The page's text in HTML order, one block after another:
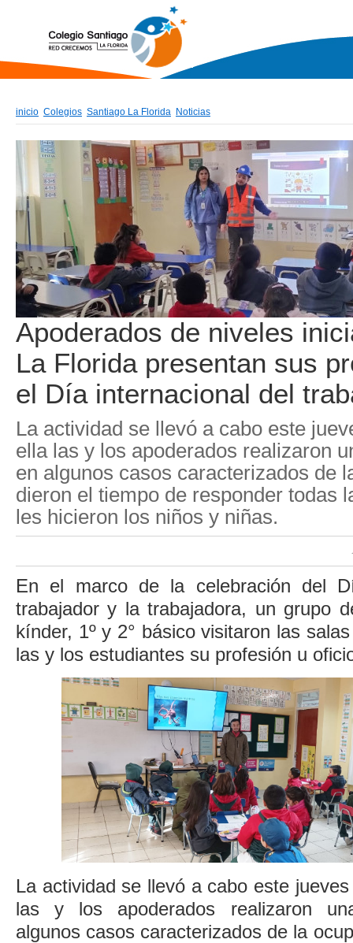
inicio Colegios Santiago La Florida Noticias
Apoderados de niveles
La Florida presentan sus
el Día internacional del
La actividad se llevó a cabo este
ella las y los apoderados realizaron
en algunos casos caracterizados de
dieron el tiempo de responder todas
les hicieron los niños y niñas.
En el marco de la celebración del
trabajador y la trabajadora, un grupo
kínder, 1º y 2° básico visitaron las
las y los estudiantes su profesión u
La actividad se llevó a cabo este
las y los apoderados realizaron
algunos casos caracterizados de la